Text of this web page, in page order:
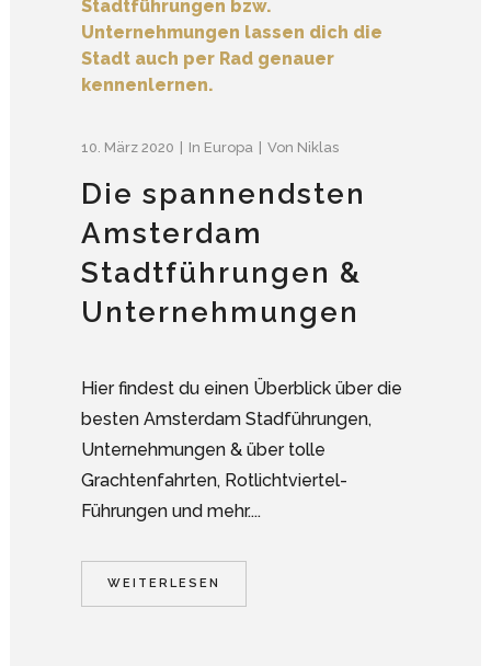
10. März 2020 In Europa Von Niklas
Die spannendsten
Amsterdam
Stadtführungen &
Unternehmungen
Hier findest du einen Überblick über die
besten Amsterdam Stadführungen,
Unternehmungen & über tolle
Grachtenfahrten, Rotlichtviertel-
Führungen und mehr....
WEITERLESEN